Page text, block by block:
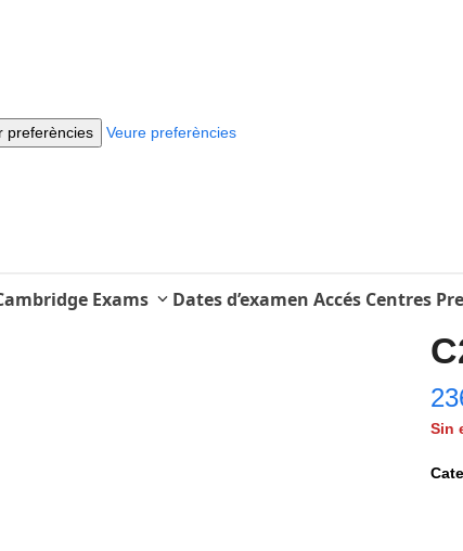
preferències
Veure preferències
Exams Dates d’examen Accés Centres
Sin